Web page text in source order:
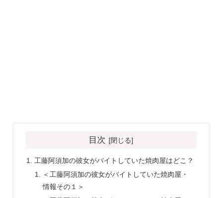
目次
工藤阿須加の彼女がバイトしていた焼肉屋はどこ？
＜工藤阿須加の彼女がバイトしていた焼肉屋・
情報その１＞